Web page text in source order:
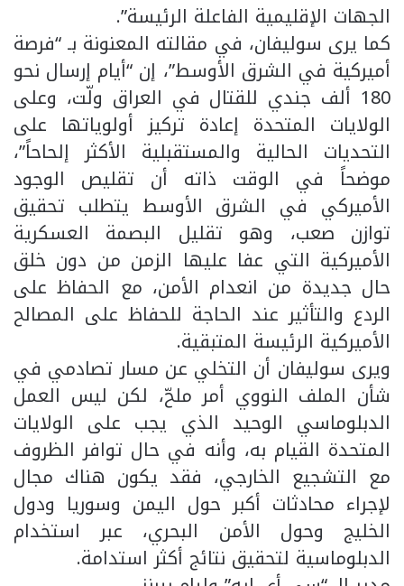
الجهات الإقليمية الفاعلة الرئيسة”.
كما يرى سوليفان، في مقالته المعنونة بـ “فرصة
أميركية في الشرق الأوسط”، إن “أيام إرسال نحو
180 ألف جندي للقتال في العراق ولّت، وعلى
الولايات المتحدة إعادة تركيز أولوياتها على
التحديات الحالية والمستقبلية الأكثر إلحاحاً”،
موضحاً في الوقت ذاته أن تقليص الوجود
الأميركي في الشرق الأوسط يتطلب تحقيق
توازن صعب، وهو تقليل البصمة العسكرية
الأميركية التي عفا عليها الزمن من دون خلق
حال جديدة من انعدام الأمن، مع الحفاظ على
الردع والتأثير عند الحاجة للحفاظ على المصالح
الأميركية الرئيسة المتبقية.
ويرى سوليفان أن التخلي عن مسار تصادمي في
شأن الملف النووي أمر ملحّ، لكن ليس العمل
الدبلوماسي الوحيد الذي يجب على الولايات
المتحدة القيام به، وأنه في حال توافر الظروف
مع التشجيع الخارجي، فقد يكون هناك مجال
لإجراء محادثات أكبر حول اليمن وسوريا ودول
الخليج وحول الأمن البحري، عبر استخدام
الدبلوماسية لتحقيق نتائج أكثر استدامة.